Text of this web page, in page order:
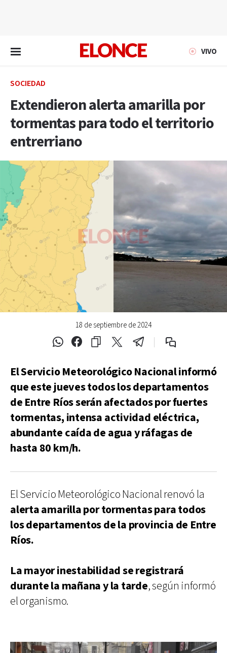
VIVO
SOCIEDAD
Extendieron alerta amarilla por
tormentas para todo el territorio
entrerriano
18 de septiembre de 2024
El Servicio Meteorológico Nacional informó
que este jueves todos los departamentos
de Entre Ríos serán afectados por fuertes
tormentas, intensa actividad eléctrica,
abundante caída de agua y ráfagas de
hasta 80 km/h.
El Servicio Meteorológico Nacional renovó la
alerta amarilla por tormentas para todos
los departamentos de la provincia de Entre
Ríos.
La mayor inestabilidad se registrará
durante la mañana y la tarde, según informó
el organismo.